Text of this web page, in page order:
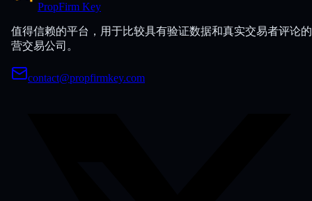
PropFirm Key
值得信赖的平台，用于比较具有验证数据和真实交易者评论
营交易公司。
contact@propfirmkey.com